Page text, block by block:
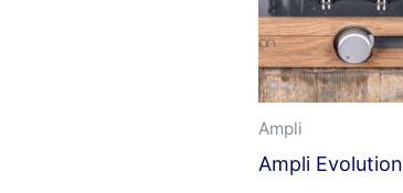
Ampli
Ampli Evolution